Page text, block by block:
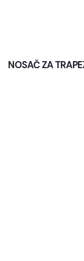
NOSAČ ZA